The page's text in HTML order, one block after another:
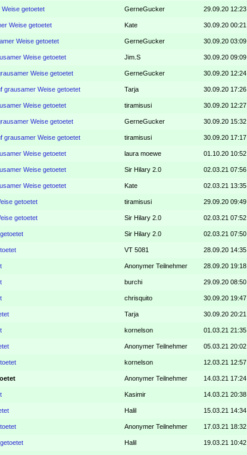
getoetet GerneGucker 29.09.20 12:23
Weise getoetet Kate 30.09.20 00:21
Weise getoetet GerneGucker 30.09.20 03:09
Weise getoetet Jim.S 30.09.20 09:09
Weise getoetet GerneGucker 30.09.20 12:24
grausamer Weise getoetet Tarja 30.09.20 17:26
Weise getoetet tiramisusi 30.09.20 12:27
Weise getoetet GerneGucker 30.09.20 15:32
grausamer Weise getoetet tiramisusi 30.09.20 17:17
Weise getoetet laura moewe 01.10.20 10:52
Weise getoetet Sir Hilary 2.0 02.03.21 07:56
Weise getoetet Kate 02.03.21 13:35
getoetet tiramisusi 29.09.20 09:49
getoetet Sir Hilary 2.0 02.03.21 07:52
Sir Hilary 2.0 02.03.21 07:50
VT 5081 28.09.20 14:35
Anonymer Teilnehmer 28.09.20 19:18
burchi 29.09.20 08:50
chrisquito 30.09.20 19:47
Tarja 30.09.20 20:21
kornelson 01.03.21 21:35
Anonymer Teilnehmer 05.03.21 20:02
kornelson 12.03.21 12:57
Anonymer Teilnehmer 14.03.21 17:24
Kasimir 14.03.21 20:38
Halil 15.03.21 14:34
Anonymer Teilnehmer 17.03.21 18:32
Halil 19.03.21 10:42